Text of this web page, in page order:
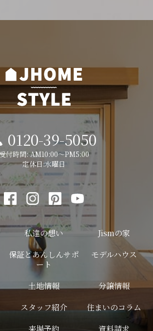
0120-39-5050
受付時間: AM10:00～PM5:00
定休日:水曜日
私達の想い
Jismの家
保証とあんしんサポ
ート
モデルハウス
土地情報
分譲情報
スタッフ紹介
住まいのコラム
来場予約 資料請求